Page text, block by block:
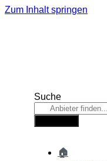
Zum Inhalt springen
Suche
🏠